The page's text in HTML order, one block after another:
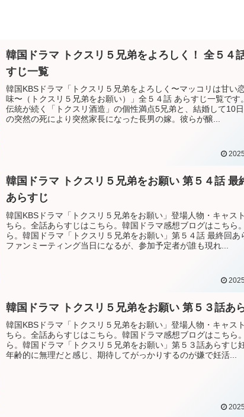
韓国ドラマ トクスリ５兄弟をよろしく！ 全５４
すじ一覧
韓国KBSドラマ「トクスリ５兄弟をよろしく〜マッコリは甘い
味〜（トクスリ５兄弟をお願い）」全５４話 あらすじ一覧です
伝統が続く「トクスリ酒造」の個性満点5兄弟と、結婚して10
の突然の死により突然家長になった長男の嫁。彼らが醸...
韓国ドラマ トクスリ５兄弟をお願い 第５４話 最
あらすじ
韓国KBSドラマ「トクスリ５兄弟をお願い」登場人物・キャス
ちら。全話あらすじはこちら。韓国ドラマ感想ブログはこちら
ら。韓国ドラマ「トクスリ５兄弟をお願い」第５４話 最終回あ
ファンミーティング当日になるが、参加予定者が誰も現れ...
韓国ドラマ トクスリ５兄弟をお願い 第５３話あ
韓国KBSドラマ「トクスリ５兄弟をお願い」登場人物・キャス
ちら。全話あらすじはこちら。韓国ドラマ感想ブログはこちら
ら。韓国ドラマ「トクスリ５兄弟をお願い」第５３話あらすじ
年齢的に無理だと感じ、期待してがっかりするのが嫌で妊活...